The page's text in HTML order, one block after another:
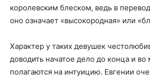
королевским блеском, ведь в
оно означает «высокородная» или
Характер у таких девушек
доводить начатое дело до конца и во
полагаются на интуицию. Евгении